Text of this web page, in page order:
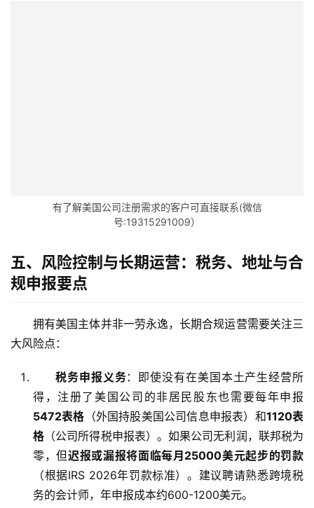
全
球
牌
登录 注册
有了解美国公司注册需求的客户可直接联系(微信
号:19315291009）
五、风险控制与长期运营：税务、地址与合
规申报要点
拥有美国主体并非一劳永逸，长期合规运营需要关注三
大风险点：
税务申报义务：即使没有在美国本土产生经营所
得，注册了美国公司的非居民股东也需要每年申报
5472表格 （外国持股美国公司信息申报表）和1120表
格 （公司所得税申报表）。如果公司无利润，联邦税为
零，但迟报或漏报将面临每月25000美元起步的罚款
（根据IRS 2026年罚款标准）。建议聘请熟悉跨境税
务的会计师，年申报成本约600-1200美元。